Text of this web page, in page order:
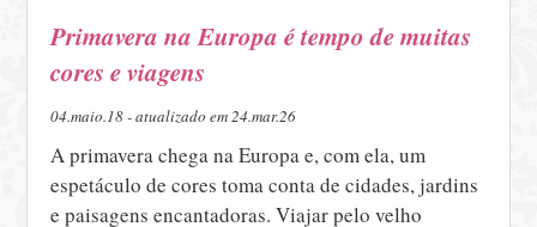
Primavera na Europa é tempo de muitas
cores e viagens
04.maio.18 - atualizado em 24.mar.26
A primavera chega na Europa e, com ela, um
espetáculo de cores toma conta de cidades, jardins
e paisagens encantadoras. Viajar pelo velho